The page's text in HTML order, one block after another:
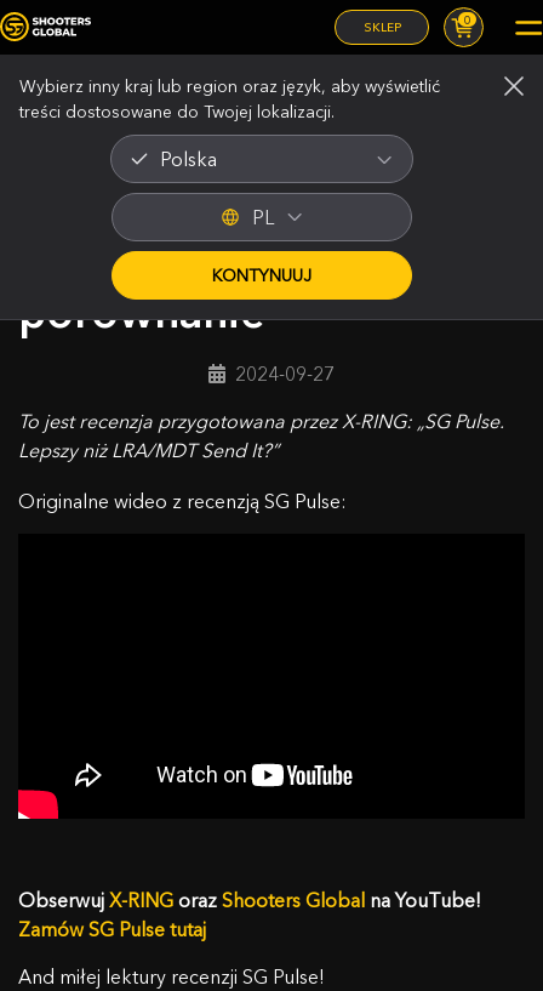
SKLEP 0
Wybierz inny kraj lub region oraz język, aby wyświetlić
treści dostosowane do Twojej lokalizacji.
Polska
PL
KONTYNUUJ
SG Pulse Electronic
Level: Recenzja i
porównanie
2024-09-27
To jest recenzja przygotowana przez X-RING: „SG Pulse.
Lepszy niż LRA/MDT Send It?”
Originalne wideo z recenzją SG Pulse:
Obserwuj X-RING oraz Shooters Global na YouTube!
Zamów SG Pulse tutaj
And miłej lektury recenzji SG Pulse!